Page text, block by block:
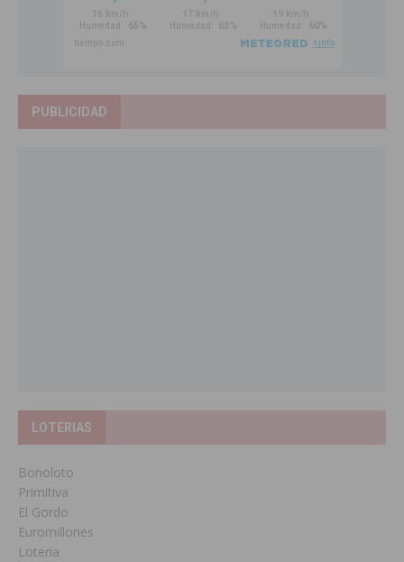
PUBLICIDAD
LOTERIAS
Bonoloto
Primitiva
El Gordo
Euromillones
Loteria